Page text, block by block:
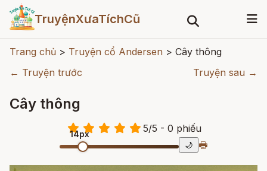
TruyệnXưaTíchCũ
Trang chủ > Truyện cổ Andersen > Cây thông
← Truyện trước
Truyện sau →
Cây thông
5/5 - 0 phiếu
14px
🌙 🖶